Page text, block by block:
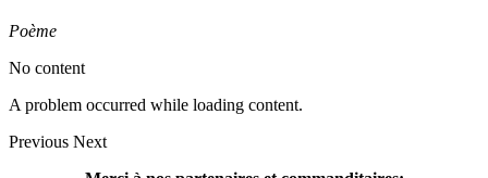
Poème
No content
A problem occurred while loading content.
Previous Next